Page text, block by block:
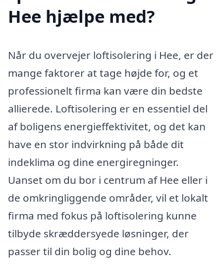
Hee hjælpe med?
Når du overvejer loftisolering i Hee, er der
mange faktorer at tage højde for, og et
professionelt firma kan være din bedste
allierede. Loftisolering er en essentiel del
af boligens energieffektivitet, og det kan
have en stor indvirkning på både dit
indeklima og dine energiregninger.
Uanset om du bor i centrum af Hee eller i
de omkringliggende områder, vil et lokalt
firma med fokus på loftisolering kunne
tilbyde skræddersyede løsninger, der
passer til din bolig og dine behov.